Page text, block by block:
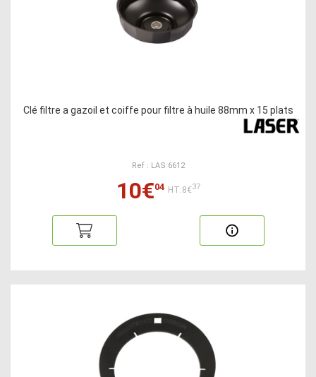
Clé filtre a gazoil et coiffe pour filtre à huile 88mm x 15 plats
Ref : LAS 6612
10€04 HT:8€37